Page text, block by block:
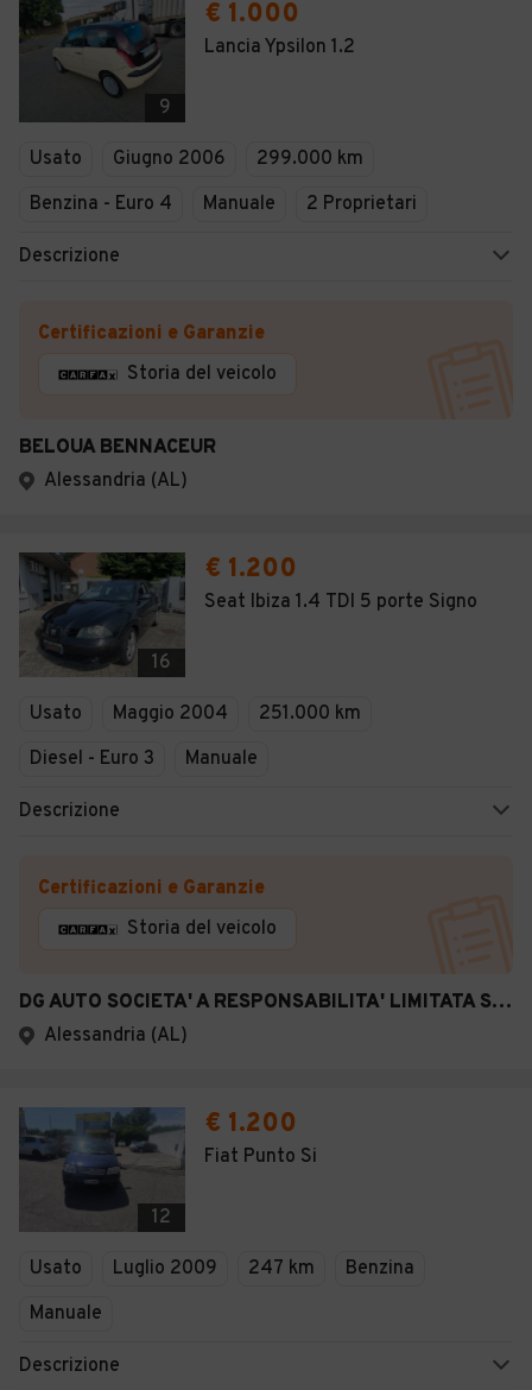
9
€ 1.000
Lancia Ypsilon 1.2
Usato Giugno 2006
299.000 km
Benzina - Euro 4
Manuale 2 Proprietari
Descrizione
Certificazioni e Garanzie
Storia del veicolo
BELOUA BENNACEUR
Alessandria (AL)
16
€ 1.200
Seat Ibiza 1.4 TDI 5 porte Signo
Usato Maggio 2004
251.000 km
Diesel - Euro 3
Manuale
Descrizione
Certificazioni e Garanzie
Storia del veicolo
DG AUTO SOCIETA' A RESPONSABILITA' LIMITATA SEMPLI
Alessandria (AL)
12
€ 1.200
Fiat Punto Si
Usato Luglio 2009 247 km
Benzina
Manuale
Descrizione